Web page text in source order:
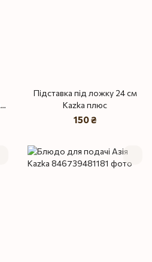
Підставка під ложку 24 см
Kazka плюс
150 ₴